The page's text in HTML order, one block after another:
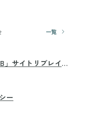
一覧
」サイトリプレイ
ー